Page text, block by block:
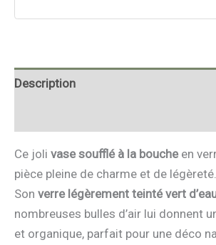
Description
Ce joli vase soufflé à la boucheen
pièce pleine de charme et de légèreté.
Son verre légèrement teinté vert
nombreuses bulles d’air lui donnent
et organique, parfait pour une déco